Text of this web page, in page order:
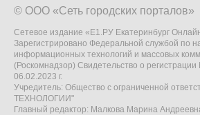
© ООО «Сеть городских порталов»
Сетевое издание «Е1.РУ Екатеринбург
Зарегистрировано Федеральной службой по
информационных технологий и массовых
(Роскомнадзор) Свидетельство о
06.02.2023 г.
Учредитель: Общество с ограниченной
ТЕХНОЛОГИИ"
Главный редактор: Малкова Марина